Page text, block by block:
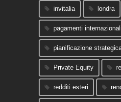
invitalia londra
pagamenti internazionali
pianificazione
Private Equity
redditi esteri